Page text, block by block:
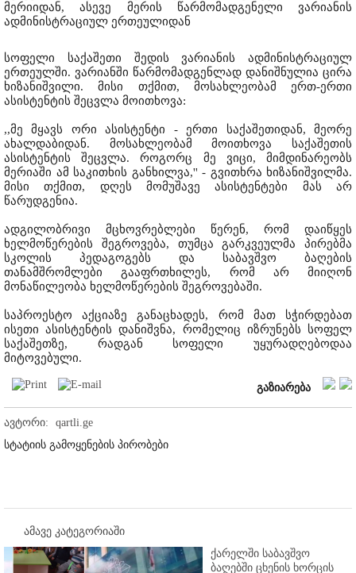
მერიიდან, ასევე მერის წარმომადგენელი ვარიანის
ადმინისტრაციულ ერთეულიდან
სოფელი საქაშეთი შედის ვარიანის ადმინისტრაციულ
ერთეულში. ვარიანში წარმომადგენლად დანიშნულია ცირა
ხიზანიშვილი. მისი თქმით, მოსახლეობამ ერთ-ერთი
ასისტენტის შეცვლა მოითხოვა:
,,მე მყავს ორი ასისტენტი - ერთი საქაშეთიდან, მეორე
ახალდაბიდან. მოსახლეობამ მოითხოვა საქაშეთის
ასისტენტის შეცვლა. როგორც მე ვიცი, მიმდინარეობს
მერიაში ამ საკითხის განხილვა,'' - გვითხრა ხიზანიშვილმა.
მისი თქმით, დღეს მომუშავე ასისტენტები მას არ
წარუდგენია.
ადგილობრივი მცხოვრებლები წერენ, რომ დაიწყეს
ხელმოწერების შეგროვება, თუმცა გარკვეულმა პირებმა
სკოლის პედაგოგებს და საბავშვო ბაღების
თანამშრომლები გააფრთხილეს, რომ არ მიიღონ
მონაწილეობა ხელმოწერების შეგროვებაში.
საპროესტო აქციაზე განაცხადეს, რომ მათ სჭირდებათ
ისეთი ასისტენტის დანიშვნა, რომელიც იზრუნებს სოფელ
საქაშეთზე, რადგან სოფელი უყურადღებოდაა
მიტოვებული.
გაზიარება
ავტორი:
qartli.ge
სტატიის გამოყენების პირობები
ამავე კატეგორიაში
ქარელში საბავშვო
ბაღებში ცხენის ხორცის